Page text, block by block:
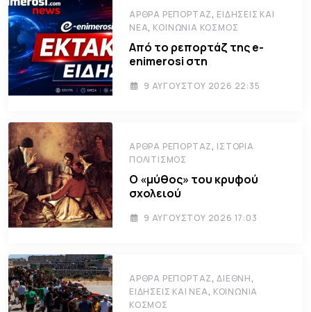
ΆΡΘΡΑ ΡΕΠΟΡΤΆΖ, ΕΙΔΉΣΕΙΣ ΚΑΙ
ΝΈΑ, ΚΟΙΝΩΝΊΑ ΚΌΣΜΟΣ
Από το ρεπορτάζ της e-
enimerosi στη
9 ΑΥΓΟΎΣΤΟΥ 2026 22:35
ΆΡΘΡΑ ΡΕΠΟΡΤΆΖ, ΙΣΤΟΡΊΑ
ΠΟΛΙΤΙΣΜΌΣ
Ο «μύθος» του κρυφού
σχολειού
9 ΑΥΓΟΎΣΤΟΥ 2026 17:03
ΆΡΘΡΑ ΡΕΠΟΡΤΆΖ,ΔΙΕΘΝΉ,
ΕΙΔΉΣΕΙΣ ΚΑΙ ΝΈΑ, ΚΟΙΝΩΝΊΑ
ΚΌΣΜΟΣ